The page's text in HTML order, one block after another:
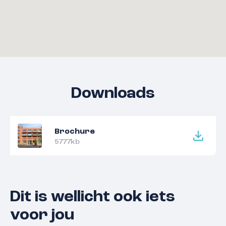
Downloads
Brochure
5777kb
Dit is wellicht ook iets
voor jou